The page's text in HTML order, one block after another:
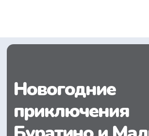
приключения
Буратино и Мальвины